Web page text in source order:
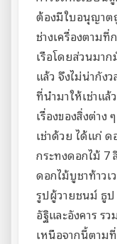
ต้องมีใบอนุญาต
ช่างเครื่องตามที่
เรือโดยส่วนมา
แล้ว จึงไม่น่ากัง
ที่นำมาให้เช่าแล้
เรื่องของสิ่งต่า
เช่าด้วย ได้แก่
กระทงดอกไม้ 7
ดอกไม้บูชาท้าว
รูปผู้วายชนม์ ธูป
อัฐิและอังคาร ร
เหนือจากนี้ตาม